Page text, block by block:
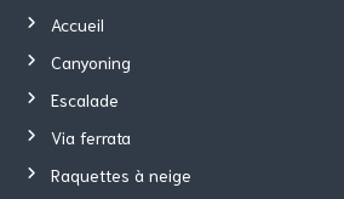
Accueil
Canyoning
Escalade
Via ferrata
Raquettes à neige